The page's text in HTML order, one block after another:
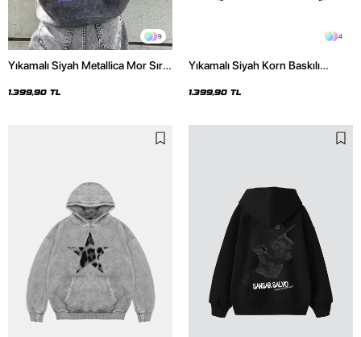
9
Yıkamalı Siyah Metallica Mor Sırt
Hoodie
1.399,90 TL
4
Yıkamalı Siyah Korn Baskılı
1.399,90 TL